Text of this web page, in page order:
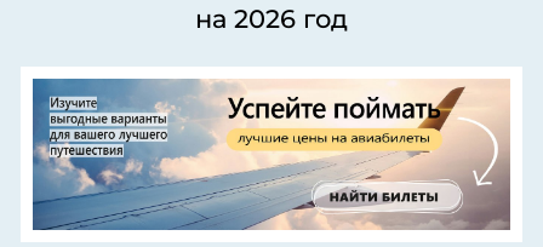
на 2026 год